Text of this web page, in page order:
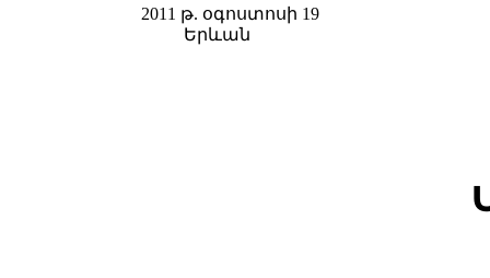
2011 թ. օգոստոսի 19
Երևան